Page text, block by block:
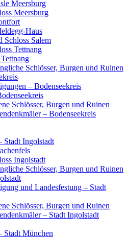
Meersburg
Meersburg
Haus
Schloss Salem
Tettnang
Schlösser, Burgen und Ruinen
– Bodenseekreis
Schlösser, Burgen und Ruinen
– Bodenseekreis
Stadt Ingolstadt
Ingolstadt
Schlösser, Burgen und Ruinen
und Landesfestung – Stadt
Schlösser, Burgen und Ruinen
– Stadt Ingolstadt
Stadt München